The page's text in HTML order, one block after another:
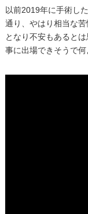
以前2019年に手術し
通り、やはり相当な
となり不安もあると
事に出場できそうで何